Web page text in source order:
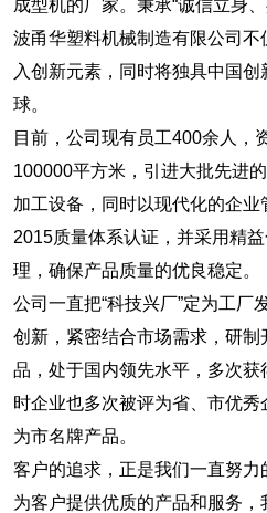
成型机的厂家。秉承“诚信立身
波甬华塑料机械制造有限公司
入创新元素，同时将独具中国
球。
目前，公司现有员工400余人，
100000平方米，引进大批先进
加工设备，同时以现代化的企业
2015质量体系认证，并采用精
理，确保产品质量的优良稳定。
公司一直把“科技兴厂”定为工厂
创新，紧密结合市场需求，研
品，处于国内领先水平，多次获
时企业也多次被评为省、市优秀
为市名牌产品。
客户的追求，正是我们一直努
为客户提供优质的产品和服务